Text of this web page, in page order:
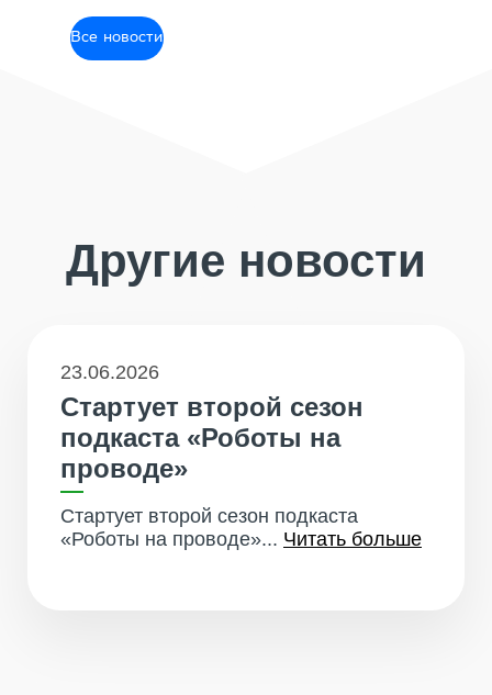
Все новости
Другие новости
23.06.2026
Стартует второй сезон
подкаста «Роботы на
проводе»
Стартует второй сезон подкаста
«Роботы на проводе»... Читать больше